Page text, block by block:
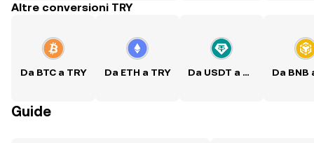
Altre conversioni TRY
Da BTC a TRY Da ETH a TRY Da USDT a TRY
Guide